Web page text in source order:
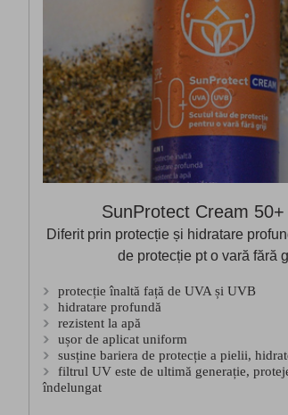
SunProtect Cream
Diferit prin protecție și hidratare
de protecție pt o vară fără
protecție înaltă față de UVA și UVB
hidratare profundă
rezistent la apă
ușor de aplicat uniform
susține bariera de protecție a pielii,
filtrul UV este de ultimă generație,
îndelungat